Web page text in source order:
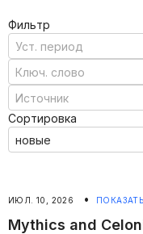
Фильтр
Сортировка
ИЮЛ. 10, 2026 •
Mythics and